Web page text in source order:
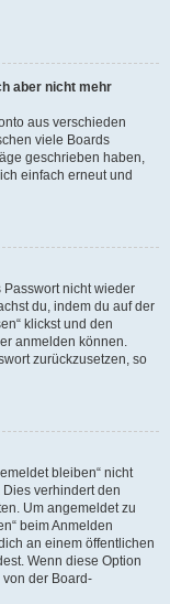
aber nicht mehr
aus verschieden
viele Boards
geschrieben haben,
einfach erneut und
Passwort nicht wieder
du, indem du auf der
klickst und den
anmelden können.
zurückzusetzen, so
bleiben“ nicht
verhindert den
Um angemeldet zu
beim Anmelden
an einem öffentlichen
Wenn diese Option
der Board-